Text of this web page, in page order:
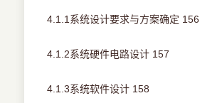
4.1.1系统设计要求与方案确定 156
4.1.2系统硬件电路设计 157
4.1.3系统软件设计 158